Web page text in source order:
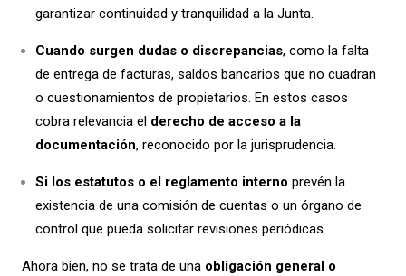
garantizar continuidad y tranquilidad a la Junta.
Cuando surgen dudas o discrepancias, como la falta
de entrega de facturas, saldos bancarios que no cuadran
o cuestionamientos de propietarios. En estos casos
cobra relevancia el derecho de acceso a la
documentación, reconocido por la jurisprudencia.
Si los estatutos o el reglamento interno prevén la
existencia de una comisión de cuentas o un órgano de
control que pueda solicitar revisiones periódicas.
Ahora bien, no se trata de una obligación general o